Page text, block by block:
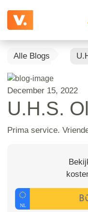
Alle Blogs
December 15, 2022
U.H.S.
Prima service.